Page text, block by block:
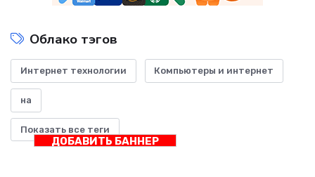
Облако тэгов
Интернет технологии Компьютеры и интернет
на
Показать все теги
ДОБАВИТЬ БАННЕР